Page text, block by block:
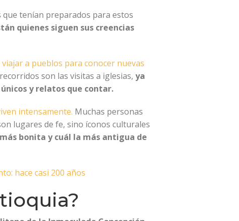
que tenían preparados para estos
quienes siguen sus creencias
a pueblos para conocer nuevas
son las visitas a iglesias, ya
y relatos que contar.
intensamente. Muchas personas
lugares de fe, sino íconos culturales
bonita y cuál la más antigua de
hace casi 200 años